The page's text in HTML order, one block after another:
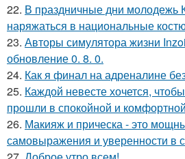
Табу в одежде
Одежда по фигуре
22. В праздничные дни молодежь
наряжаться в национальные
23. Авторы симулятора жизни
обновление 0. 8. 0.
24. Как я финал на адреналине
25. Каждой невесте хочется,
прошли в спокойной и
26. Макияж и прическа - это
самовыражения и уверенности в